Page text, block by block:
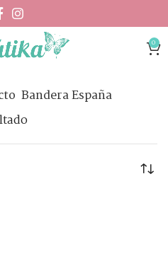
0
Bandera España